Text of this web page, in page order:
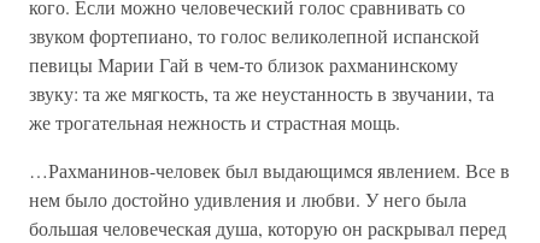
кого. Если можно человеческий голос сравнивать со
звуком фортепиано, то голос великолепной испанской
певицы Марии Гай в чем-то близок рахманинскому
звуку: та же мягкость, та же неустанность в звучании, та
же трогательная нежность и страстная мощь.
…Рахманинов-человек был выдающимся явлением. Все в
нем было достойно удивления и любви. У него была
большая человеческая душа, которую он раскрывал перед